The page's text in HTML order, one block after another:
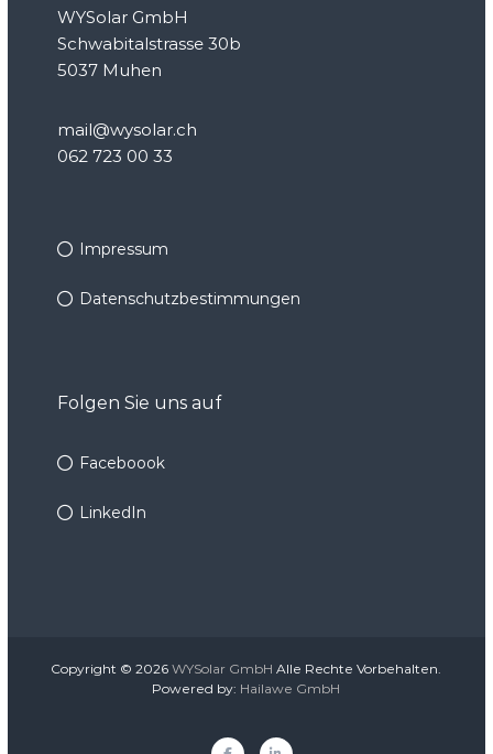
WYSolar GmbH
Schwabitalstrasse 30b
5037 Muhen
mail@wysolar.ch
062 723 00 33
Impressum
Datenschutzbestimmungen
Folgen Sie uns auf
Faceboook
LinkedIn
Copyright © 2026WYSolar GmbH Alle Rechte Vorbehalten.
Powered by: Hailawe GmbH